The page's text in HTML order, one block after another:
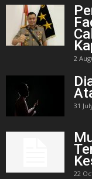
2
31
22